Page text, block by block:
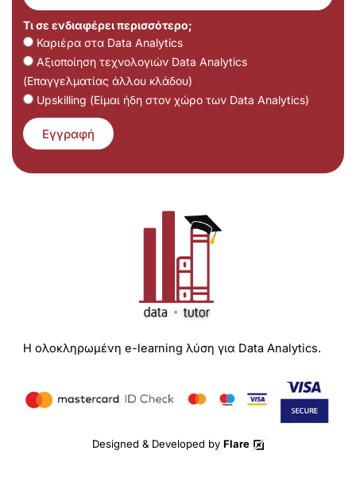
Τι σε ενδιαφέρει περισσότερο;
Καριέρα στα Data Analytics
Αξιοποίηση τεχνολογιών Data Analytics
(Επαγγελματίας άλλου κλάδου)
Upskilling (Είμαι ήδη στον χώρο των Data Analytics)
Εγγραφή
Η ολοκληρωμένη e-learning λύση για Data Analytics.
Designed & Developed by Flare